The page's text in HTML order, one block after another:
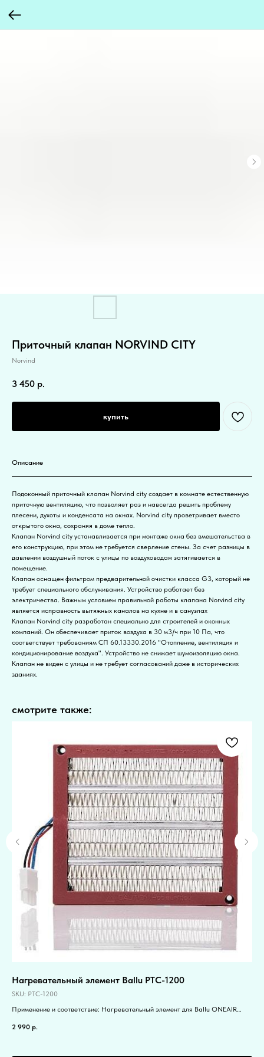
Приточный клапан NORVIND CITY
Norvind
3 450 р.
купить
Описание
Подоконный приточный клапан Norvind city создает в комнате естественную
приточную вентиляцию, что позволяет раз и навсегда решить проблему
плесени, духоты и конденсата на окнах. Norvind city проветривает вместо
открытого окна, сохраняя в доме тепло.
Клапан Norvind сity устанавливается при монтаже окна без вмешательства в
его конструкцию, при этом не требуется сверление стены. За счет разницы в
давлении воздушный поток с улицы по воздуховодам затягивается в
помещение.
Клапан оснащен фильтром предварительной очистки класса G3, который не
требует специального обслуживания. Устройство работает без
электричества. Важным условием правильной работы клапана Norvind city
является исправность вытяжных каналов на кухне и в санузлах
Клапан Norvind сity разработан специально для строителей и оконных
компаний. Он обеспечивает приток воздуха в 30 м3/ч при 10 Па, что
соответствует требованиям СП 60.13330.2016 "Отопление, вентиляция и
кондиционирование воздуха". Устройство не снижает шумоизоляцию окна.
Клапан не виден с улицы и не требует согласований даже в исторических
зданиях.
смотрите также:
Нагревательный элемент Ballu PTC-1200
SKU: PTC-1200
Применение и соответствие: Нагревательный элемент для Ballu ONEAIR
2 990 р.